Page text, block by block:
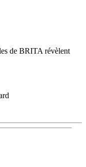
de BRITA révèlent